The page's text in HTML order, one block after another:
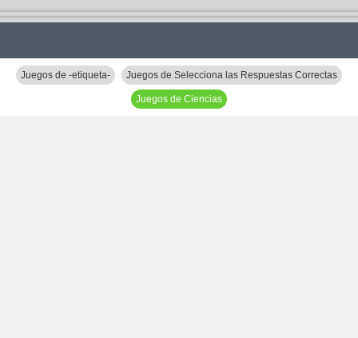
Juegos de -etiqueta- Juegos de Selecciona las Respuestas Correctas
Juegos de Ciencias